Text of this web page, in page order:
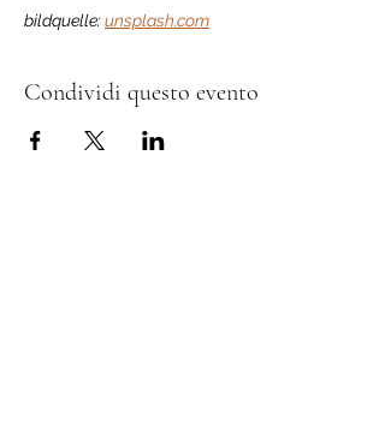
bildquelle: unsplash.com
Condividi questo evento